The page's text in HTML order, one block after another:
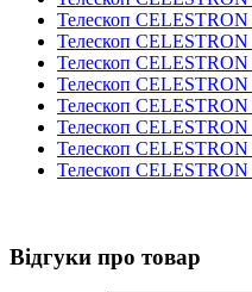
Телескоп
Телескоп
Телескоп
Телескоп
Телескоп
Телескоп
Телескоп
Телескоп
Відгуки про товар